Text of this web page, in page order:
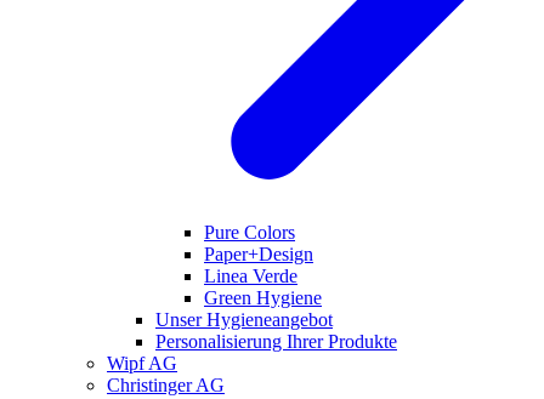
Pure Colors
Paper+Design
Linea Verde
Green Hygiene
Unser Hygieneangebot
Personalisierung Ihrer Produkte
Wipf AG
Christinger AG